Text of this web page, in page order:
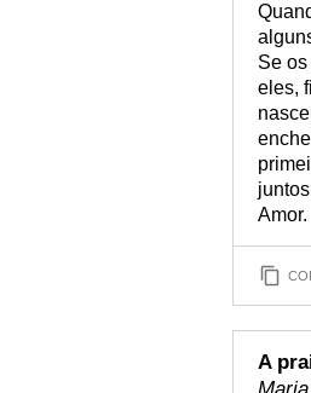
Se
eles,
Amor.
A